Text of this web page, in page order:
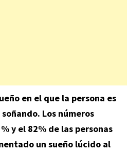
en el que la persona es
Los números
y el 82% de las personas
un sueño lúcido al